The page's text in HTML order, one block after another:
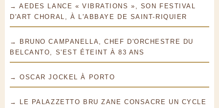
→ AEDES LANCE « VIBRATIONS », SON FESTIVAL
D'ART CHORAL, À L'ABBAYE DE SAINT-RIQUIER
→ BRUNO CAMPANELLA, CHEF D'ORCHESTRE DU
BELCANTO, S'EST ÉTEINT À 83 ANS
→ OSCAR JOCKEL À PORTO
→ LE PALAZZETTO BRU ZANE CONSACRE UN CYCLE